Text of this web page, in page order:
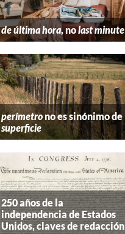
de última hora, nolast minute
perímetrono es sinónimo de
superficie
250 años de la
independencia de Estados
Unidos, claves de redacción